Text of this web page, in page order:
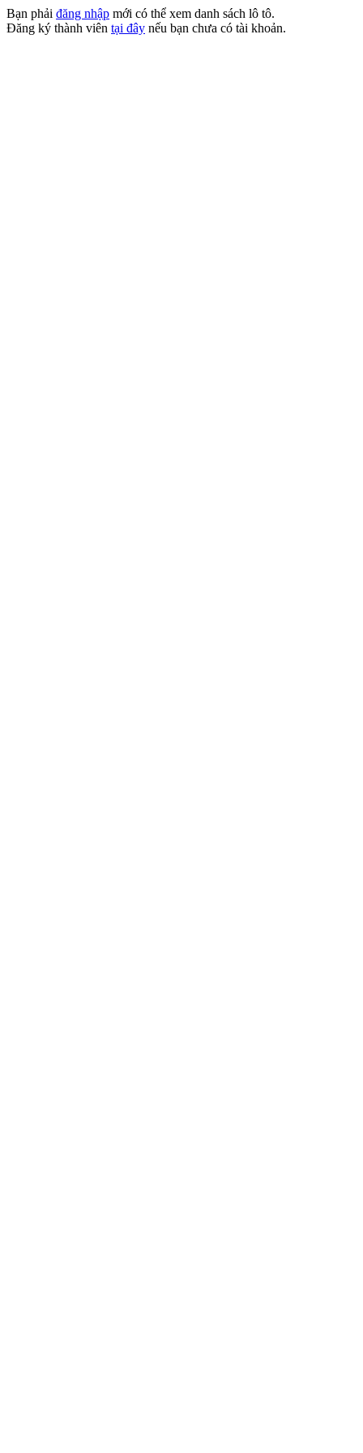
Bạn phải đăng nhập mới có thể xem danh sách lô tô.
Đăng ký thành viên tại đây nếu bạn chưa có tài khoản.